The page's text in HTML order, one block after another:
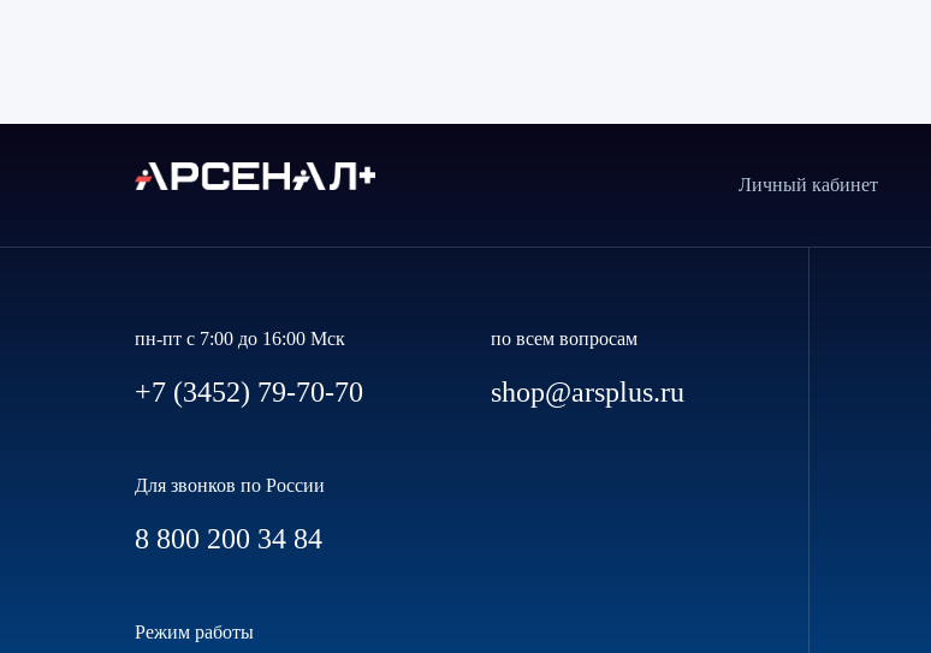
Личный кабинет
пн-пт с 7:00 до 16:00 Мск
+7 (3452) 79-70-70
по всем вопросам
shop@arsplus.ru
Для звонков по России
8 800 200 34 84
Режим работы